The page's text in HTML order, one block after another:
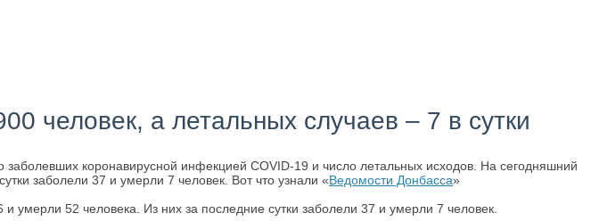
человек, а летальных случаев – 7 в сутки
коронавирусной инфекцией COVID-19 и число летальных исходов. На сегодняшний
заболели 37 и умерли 7 человек. Вот что узнали «Ведомости Донбасса»
52 человека. Из них за последние сутки заболели 37 и умерли 7 человек.